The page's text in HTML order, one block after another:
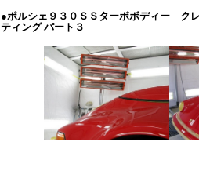
●ポルシェ９３０ＳＳターボボディー ク
ティング パート３